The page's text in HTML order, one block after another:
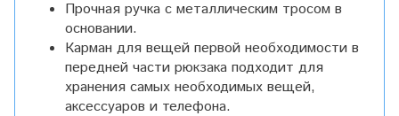
Прочная ручка с металлическим тросом в
основании.
Карман для вещей первой необходимости в
передней части рюкзака подходит для
хранения самых необходимых вещей,
аксессуаров и телефона.